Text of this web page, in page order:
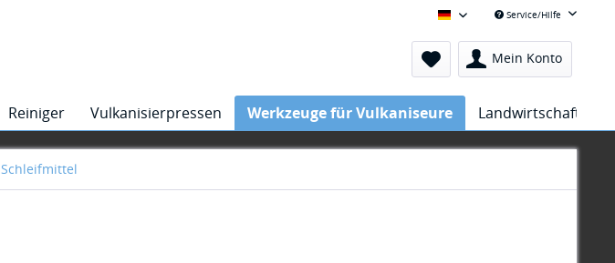
Hejatex DeutschService/Hilfe
Mein Konto
Reiniger Vulkanisierpressen Werkzeuge für Vulkaniseure Landwirtschaft
Schleifmittel